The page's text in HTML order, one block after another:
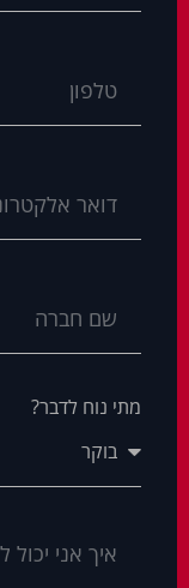
מתי נוח לדבר?